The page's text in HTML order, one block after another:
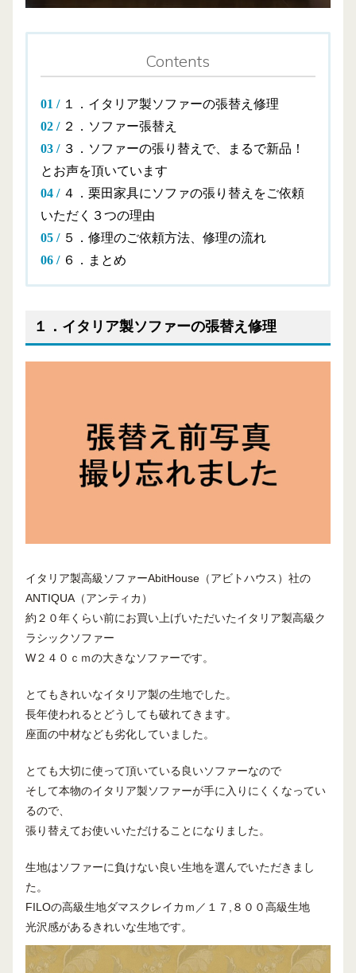
Contents
１．イタリア製ソファーの張替え修理
２．ソファー張替え
３．ソファーの張り替えで、まるで新品！
とお声を頂いています
４．栗田家具にソファの張り替えをご依頼
いただく３つの理由
５．修理のご依頼方法、修理の流れ
６．まとめ
１．イタリア製ソファーの張替え修理
イタリア製高級ソファーAbitHouse（アビトハウス）社の
ANTIQUA（アンティカ）
約２０年くらい前にお買い上げいただいたイタリア製高級ク
ラシックソファー
W２４０ｃｍの大きなソファーです。
とてもきれいなイタリア製の生地でした。
長年使われるとどうしても破れてきます。
座面の中材なども劣化していました。
とても大切に使って頂いている良いソファーなので
そして本物のイタリア製ソファーが手に入りにくくなってい
るので、
張り替えてお使いいただけることになりました。
生地はソファーに負けない良い生地を選んでいただきまし
た。
FILOの高級生地ダマスクレイカｍ／１７,８００高級生地
光沢感があるきれいな生地です。